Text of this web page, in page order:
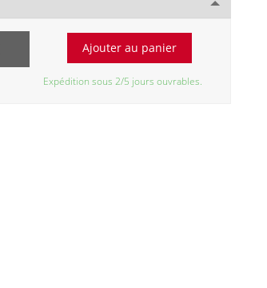
Expédition sous 2/5 jours ouvrables.